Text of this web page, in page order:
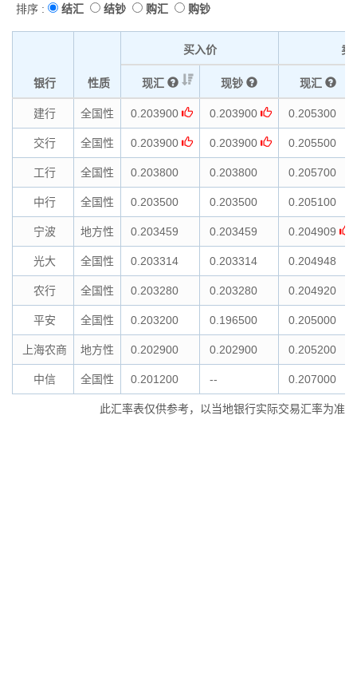
排序 : 结汇 结钞 购汇 购钞
银行 性质
买入价 卖
现汇 现钞 现汇
建行 全国性 0.203900 0.203900 0.205300
交行 全国性 0.203900 0.203900 0.205500
工行 全国性 0.203800 0.203800 0.205700
中行 全国性 0.203500 0.203500 0.205100
宁波 地方性 0.203459 0.203459 0.204909
光大 全国性 0.203314 0.203314 0.204948
农行 全国性 0.203280 0.203280 0.204920
平安 全国性 0.203200 0.196500 0.205000
上海农商 地方性 0.202900 0.202900 0.205200
中信 全国性 0.201200 -- 0.207000
此汇率表仅供参考，以当地银行实际交易汇率为准